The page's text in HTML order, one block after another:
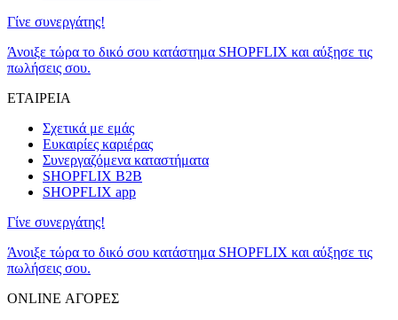
Γίνε συνεργάτης!
Άνοιξε τώρα το δικό σου κατάστημα SHOPFLIX και αύξησε τις
πωλήσεις σου.
ΕΤΑΙΡΕΙΑ
Σχετικά με εμάς
Ευκαιρίες καριέρας
Συνεργαζόμενα καταστήματα
SHOPFLIX B2B
SHOPFLIX app
Γίνε συνεργάτης!
Άνοιξε τώρα το δικό σου κατάστημα SHOPFLIX και αύξησε τις
πωλήσεις σου.
ONLINE ΑΓΟΡΕΣ